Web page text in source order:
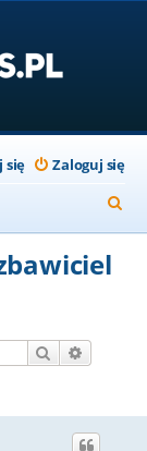
Zaloguj się
się
z
Szukaj